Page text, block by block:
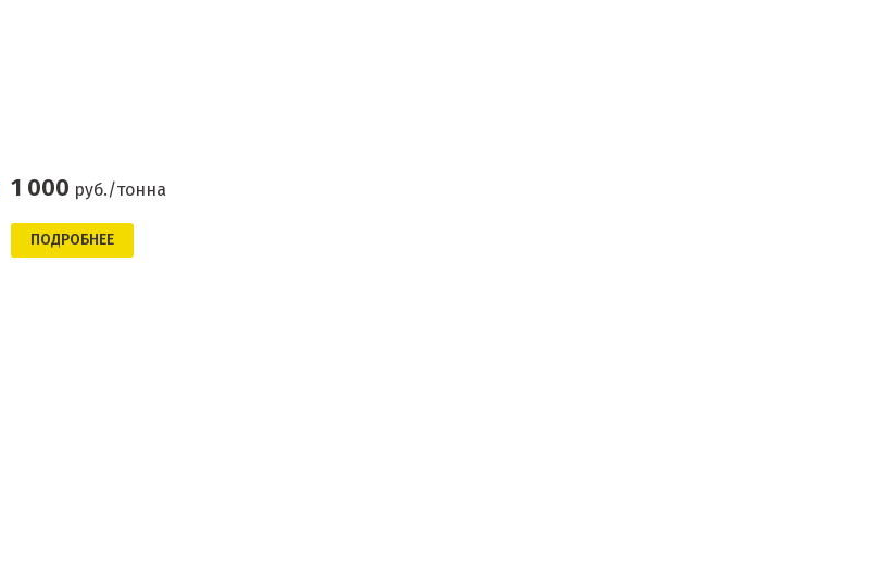
1 000 руб./тонна
ПОДРОБНЕЕ